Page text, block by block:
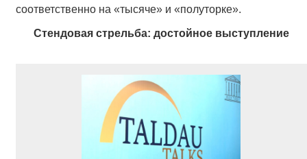
соответственно на «тысяче» и «полуторке».
Стендовая стрельба: достойное выступление